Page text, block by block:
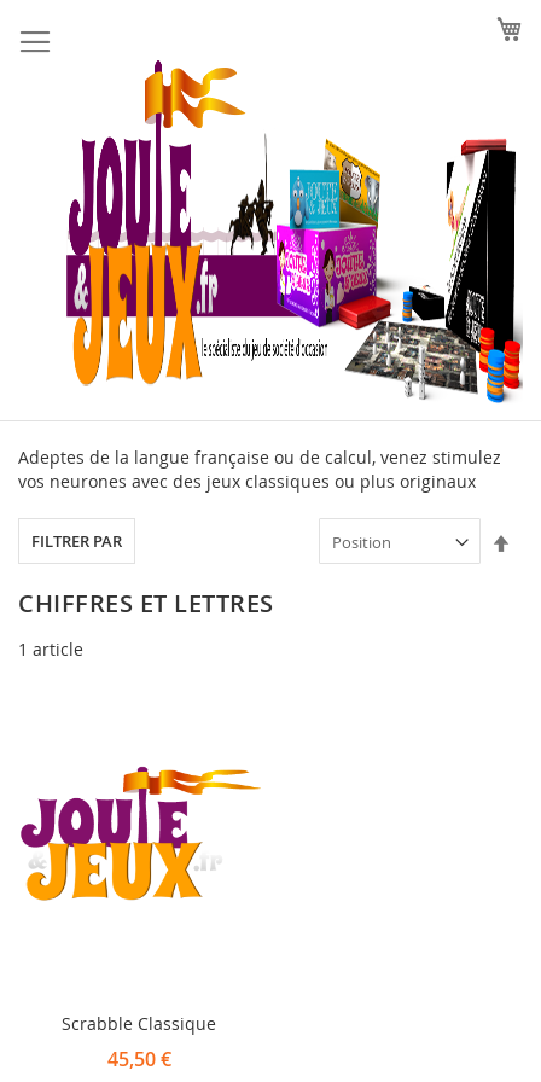
au
contenu
Adeptes de la langue française ou de calcul, venez stimulez
vos neurones avec des jeux classiques ou plus originaux
CHIFFRES ET LETTRES
1 article
Scrabble Classique
45,50 €
FILTRER PAR